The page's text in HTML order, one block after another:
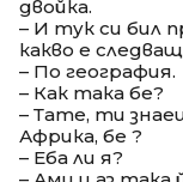
двойка.
– И тук си бил
какво е
– По география.
– Как така бе?
– Тате, ти
Африка, бе ?
– Еба ли я?